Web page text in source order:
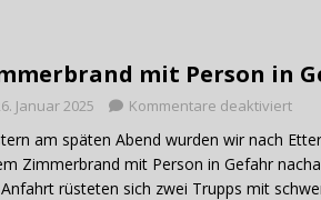
mit Person in
Januar 2025 Kommentare deaktiviert
am späten Abend wurden wir nach
Zimmerbrand mit Person in Gefahr
rüsteten sich zwei Trupps mit